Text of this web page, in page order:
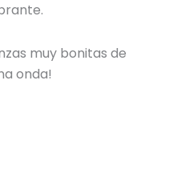
muy bonitas de
onda!